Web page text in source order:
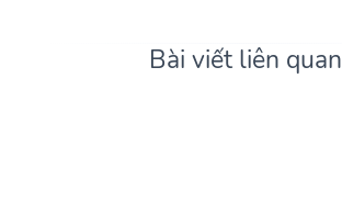
Bài viết liên quan